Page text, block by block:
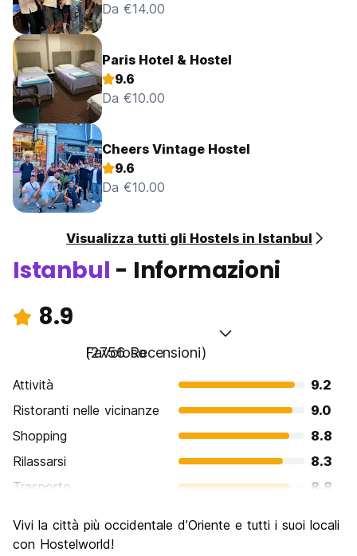
Da €14.00
Paris Hotel & Hostel
9.6
Da €10.00
Cheers Vintage Hostel
9.6
Da €10.00
Visualizza tutti gli Hostels in Istanbul
Istanbul - Informazioni
8.9
Favoloso
(2756 Recensioni)
Attività
9.2
Ristoranti nelle vicinanze
9.0
Shopping
8.8
Rilassarsi
8.3
Trasporto
8.8
Luoghi di interesse culturale
Vivi la città più occidentale d’Oriente e tutti i suoi locali
con Hostelworld!